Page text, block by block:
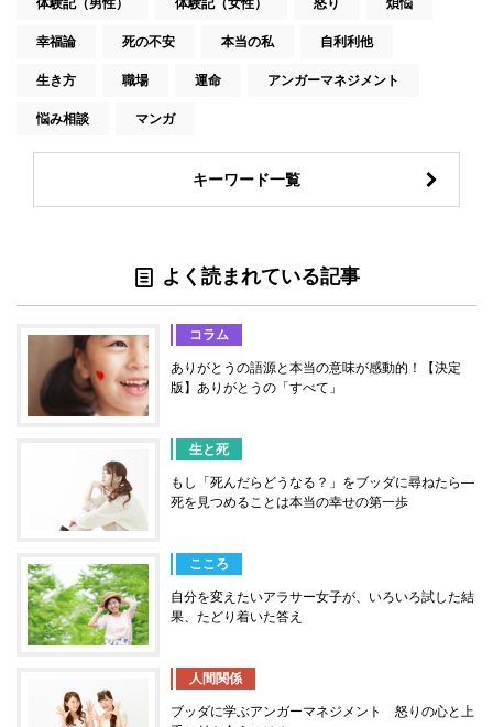
体験記（男性） 体験記（女性） 怒り 煩悩
幸福論 死の不安 本当の私 自利利他
生き方 職場 運命 アンガーマネジメント
悩み相談 マンガ
キーワード一覧
よく読まれている記事
コラム
ありがとうの語源と本当の意味が感動的！【決定
版】ありがとうの「すべて」
生と死
もし「死んだらどうなる？」をブッダに尋ねたら―
死を見つめることは本当の幸せの第一歩
こころ
自分を変えたいアラサー女子が、いろいろ試した結
果、たどり着いた答え
人間関係
ブッダに学ぶアンガーマネジメント 怒りの心と上